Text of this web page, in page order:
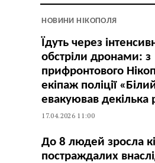
НОВИНИ НІКОПОЛЯ
Їдуть через
обстріли дронами: з
прифронтового
екіпаж поліції
евакуював декілька
17.04.2026 11:00
До 8 людей зросла
постраждалих